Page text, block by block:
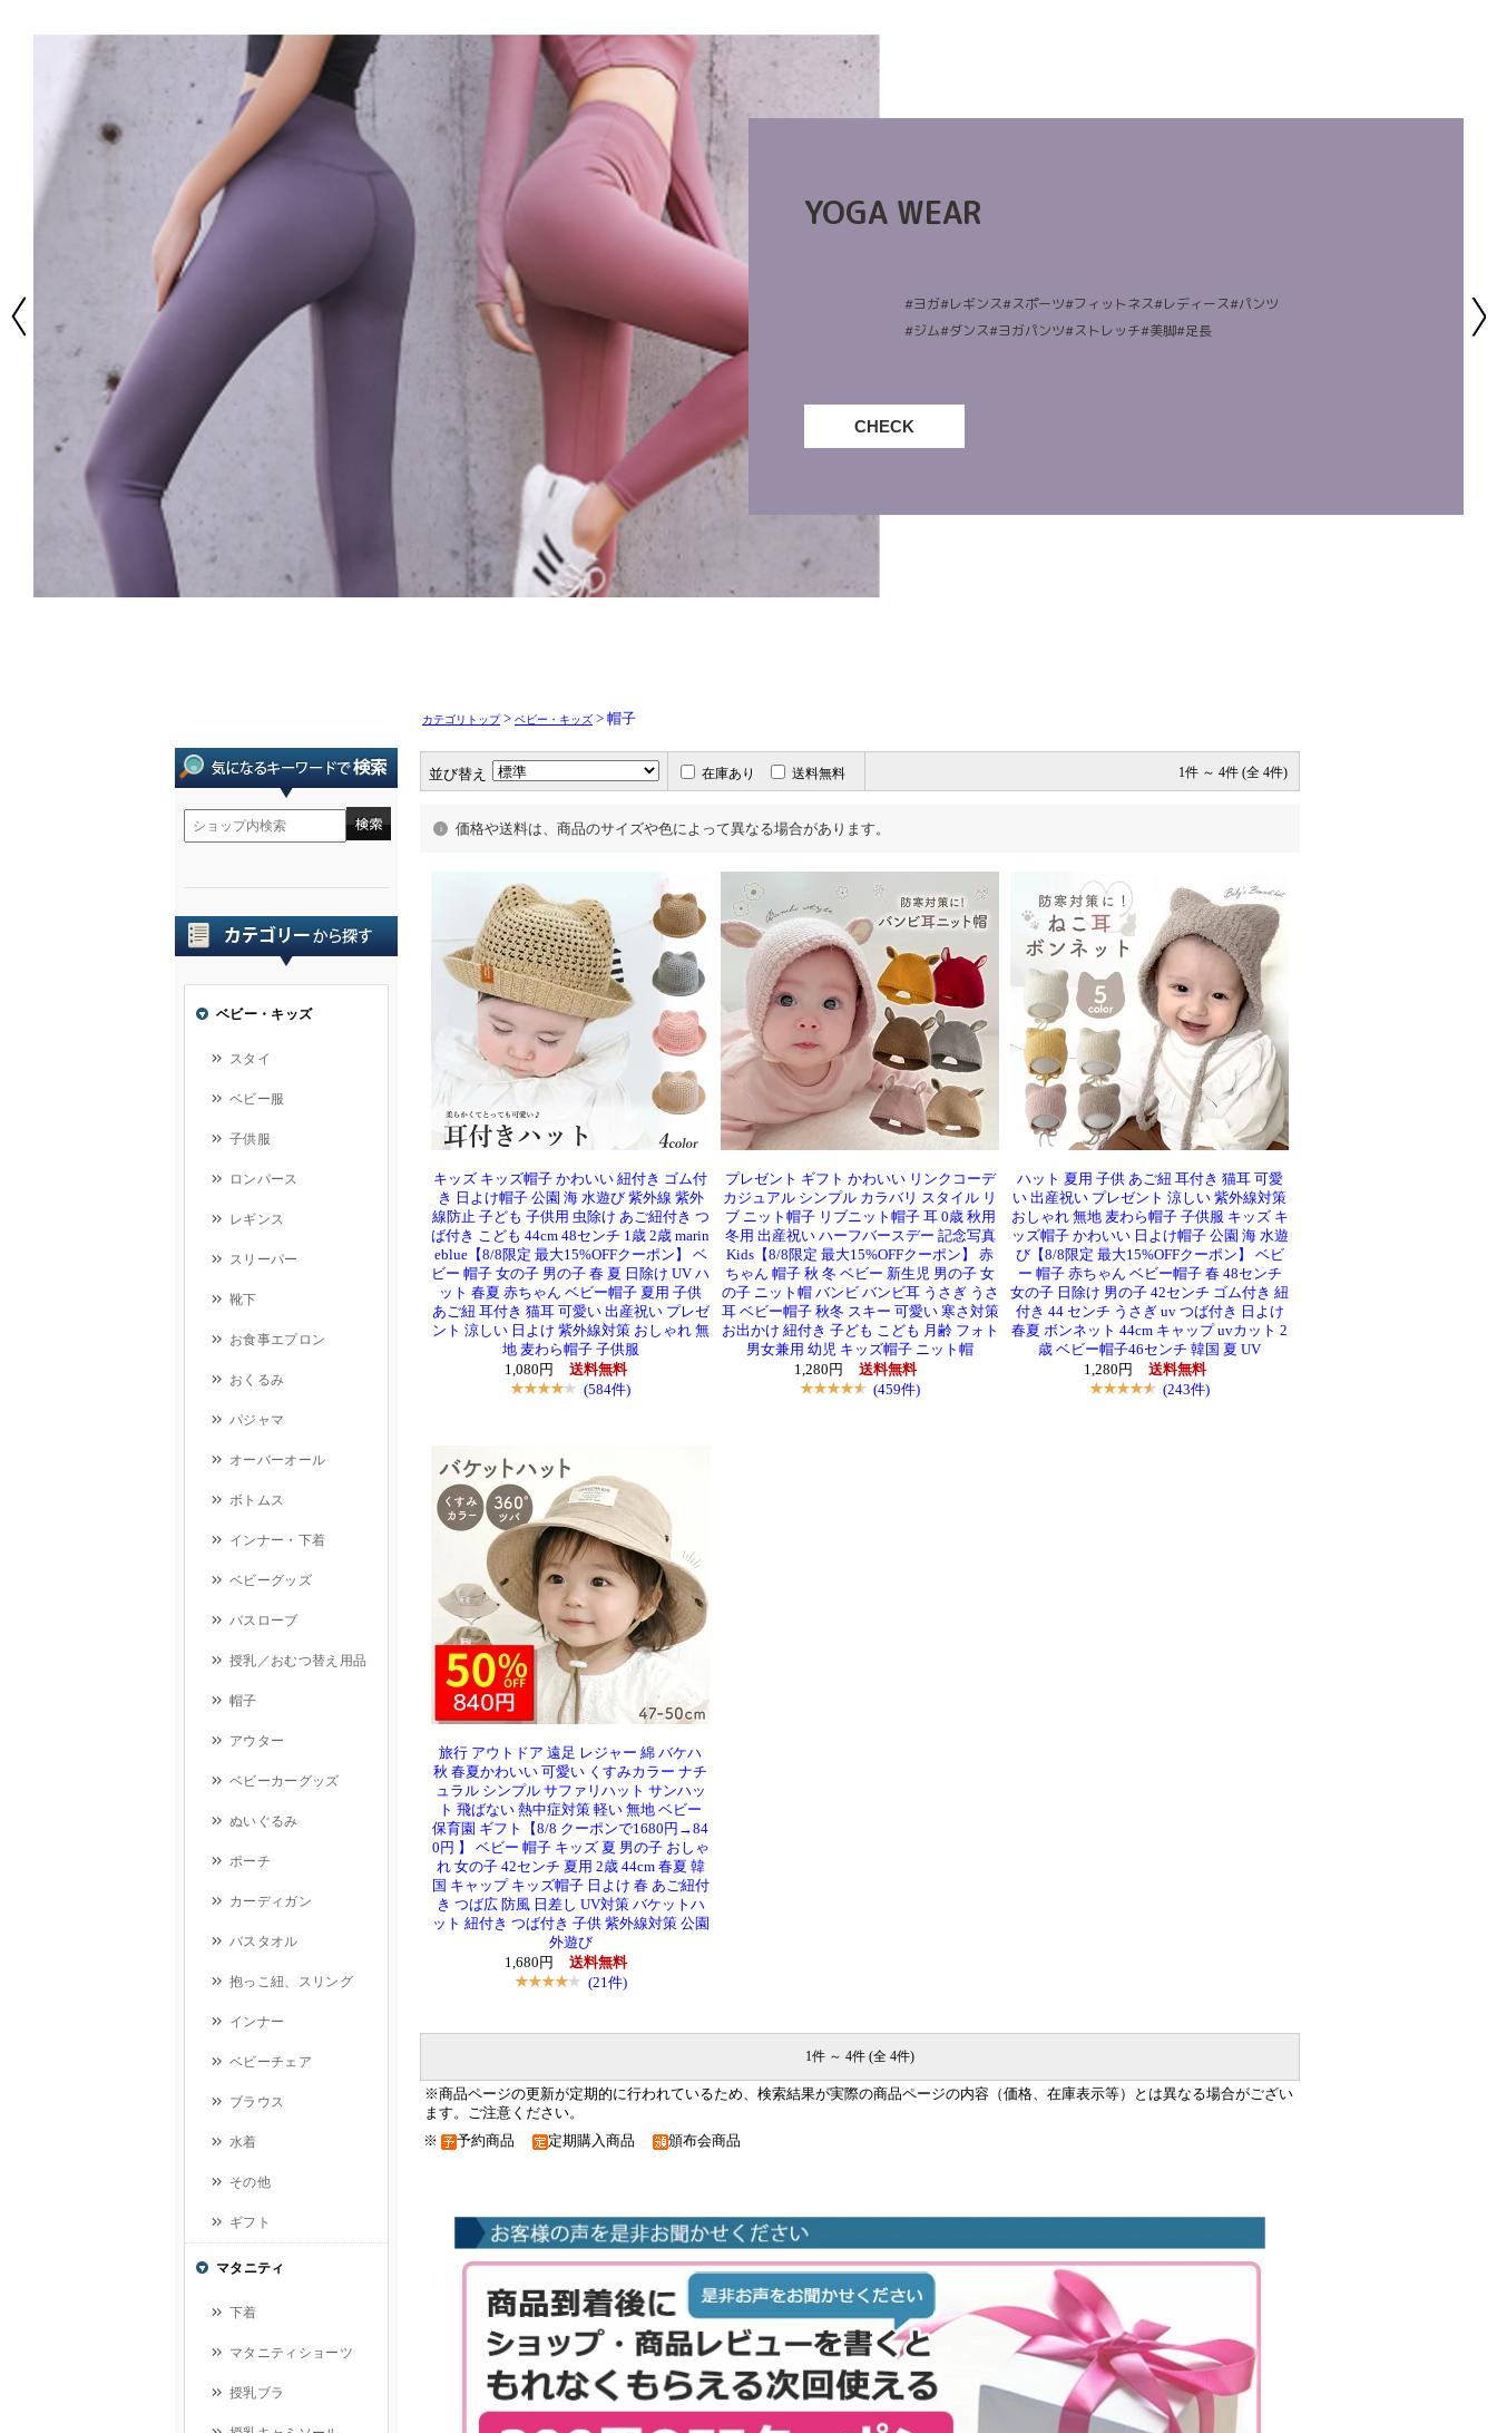
カテゴリトップ> ベビー・キッズ > 帽子
並び替え 在庫あり 送料無料 1件 ～ 4件 (全 4件)
価格や送料は、商品のサイズや色によって異なる場合があります。
キッズ キッズ帽子 かわいい 紐付き ゴム付
き 日よけ帽子 公園 海 水遊び 紫外線 紫外
線防止 子ども 子供用 虫除け あご紐付き つ
ば付き こども 44cm 48センチ 1歳 2歳 marin
eblue【8/8限定 最大15%OFFクーポン】 ベ
ビー 帽子 女の子 男の子 春 夏 日除け UV ハ
ット 春夏 赤ちゃん ベビー帽子 夏用 子供
あご紐 耳付き 猫耳 可愛い 出産祝い プレゼ
ント 涼しい 日よけ 紫外線対策 おしゃれ 無
地 麦わら帽子 子供服
1,080円
送料無料
(584件)
プレゼント ギフト かわいい リンクコーデ
カジュアル シンプル カラバリ スタイル リ
ブ ニット帽子 リブニット帽子 耳 0歳 秋用
冬用 出産祝い ハーフバースデー 記念写真
Kids【8/8限定 最大15%OFFクーポン】 赤
ちゃん 帽子 秋 冬 ベビー 新生児 男の子 女
の子 ニット帽 バンビ バンビ耳 うさぎ うさ
耳 ベビー帽子 秋冬 スキー 可愛い 寒さ対策
お出かけ 紐付き 子ども こども 月齢 フォト
男女兼用 幼児 キッズ帽子 ニット帽
1,280円
送料無料
(459件)
ハット 夏用 子供 あご紐 耳付き 猫耳 可愛
い 出産祝い プレゼント 涼しい 紫外線対策
おしゃれ 無地 麦わら帽子 子供服 キッズ キ
ッズ帽子 かわいい 日よけ帽子 公園 海 水遊
び【8/8限定 最大15%OFFクーポン】 ベビ
ー 帽子 赤ちゃん ベビー帽子 春 48センチ
女の子 日除け 男の子 42センチ ゴム付き 紐
付き 44 センチ うさぎ uv つば付き 日よけ
春夏 ボンネット 44cm キャップ uvカット 2
歳 ベビー帽子46センチ 韓国 夏 UV
1,280円
送料無料
(243件)
旅行 アウトドア 遠足 レジャー 綿 バケハ
秋 春夏かわいい 可愛い くすみカラー ナチ
ュラル シンプル サファリハット サンハッ
ト 飛ばない 熱中症対策 軽い 無地 ベビー
保育園 ギフト【8/8 クーポンで1680円→84
0円 】 ベビー 帽子 キッズ 夏 男の子 おしゃ
れ 女の子 42センチ 夏用 2歳 44cm 春夏 韓
国 キャップ キッズ帽子 日よけ 春 あご紐付
き つば広 防風 日差し UV対策 バケットハ
ット 紐付き つば付き 子供 紫外線対策 公園
外遊び
1,680円
送料無料
(21件)
1件 ～ 4件 (全 4件)
※商品ページの更新が定期的に行われているため、検索結果が実際の商品ページの内容（価格、在庫表示等）とは異なる場合がござい
ます。ご注意ください。
※ 予約商品 定期購入商品 頒布会商品